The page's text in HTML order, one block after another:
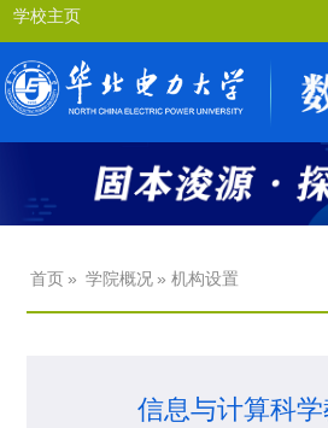
学校主页
首页 » 学院概况 » 机构设置
信息与计算科